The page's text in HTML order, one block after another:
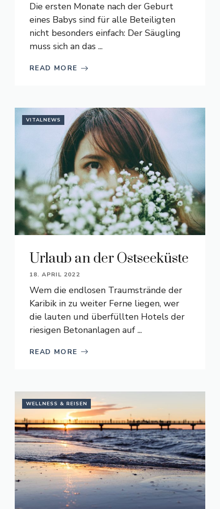
Die ersten Monate nach der Geburt
eines Babys sind für alle Beteiligten
nicht besonders einfach: Der Säugling
muss sich an das ...
READ MORE
VITALNEWS
Urlaub an der Ostseeküste
18. APRIL 2022
Wem die endlosen Traumstrände der
Karibik in zu weiter Ferne liegen, wer
die lauten und überfüllten Hotels der
riesigen Betonanlagen auf ...
READ MORE
WELLNESS & REISEN